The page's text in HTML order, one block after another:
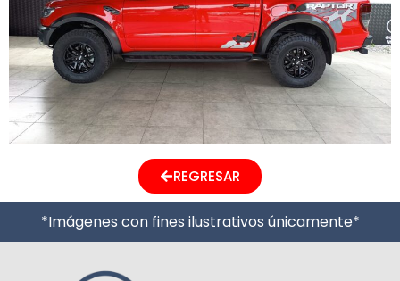
REGRESAR
*Imágenes con fines ilustrativos únicamente*